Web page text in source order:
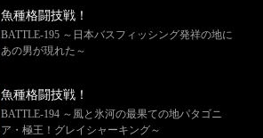
魚種格闘技戦！
BATTLE-195 ～日本バスフィッシング発祥の地に
あの男が現れた～
魚種格闘技戦！
BATTLE-194 ～風と氷河の最果ての地パタゴニ
ア・極王！グレイシャーキング～